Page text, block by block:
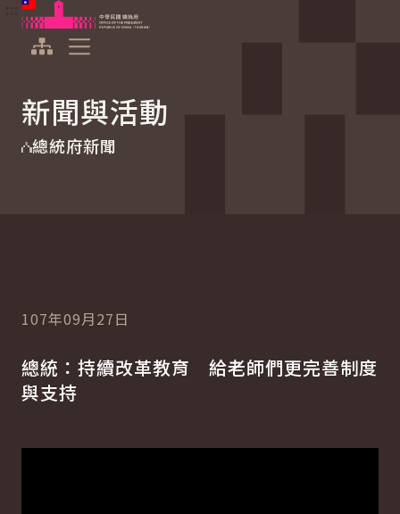
跳到主要內容
中華民國總統府
新聞與活動
總統府新聞
107年09月27日
總統：持續改革教育 給老師們更完善制度
與支持